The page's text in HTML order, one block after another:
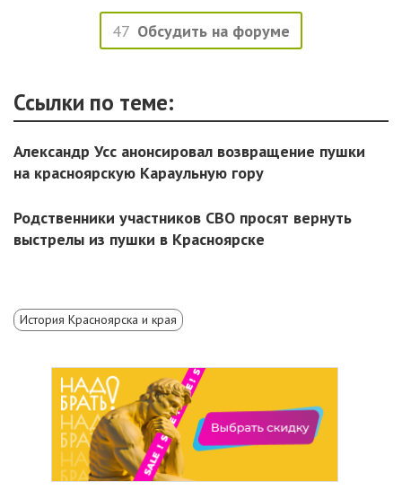
47 Обсудить на форуме
Ссылки по теме:
Александр Усс анонсировал возвращение пушки
на красноярскую Караульную гору
Родственники участников СВО просят вернуть
выстрелы из пушки в Красноярске
История Красноярска и края